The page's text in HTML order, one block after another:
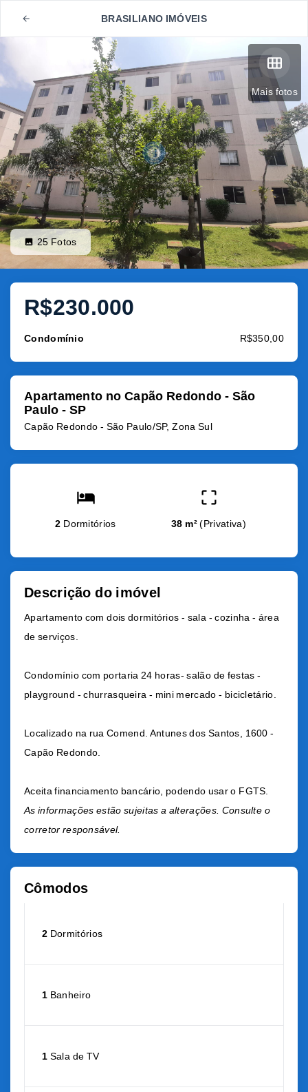
BRASILIANO IMÓVEIS
Mais fotos
25Fotos
R$230.000
Condomínio R$350,00
Apartamento no Capão Redondo - São
Paulo - SP
Capão Redondo - São Paulo/SP, Zona Sul
2 Dormitórios 38 m² (Privativa)
Descrição do imóvel
Apartamento com dois dormitórios - sala - cozinha - área
de serviços.
Condomínio com portaria 24 horas- salão de festas -
playground - churrasqueira - mini mercado - bicicletário.
Localizado na rua Comend. Antunes dos Santos, 1600 -
Capão Redondo.
Aceita financiamento bancário, podendo usar o FGTS.
As informações estão sujeitas a alterações. Consulte o
corretor responsável.
Cômodos
2 Dormitórios
1 Banheiro
1 Sala de TV